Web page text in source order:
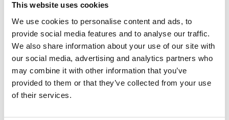
This website uses cookies
We use cookies to personalise content and ads, to
provide social media features and to analyse our traffic.
We also share information about your use of our site with
our social media, advertising and analytics partners who
may combine it with other information that you’ve
provided to them or that they’ve collected from your use
of their services.
Druck UPS4E mA Sløyfekalibrator
På messen
Druck UPS4E-IS mA Ex-Sløyfekalibrator
Druck DPI610E Trykkalibrator